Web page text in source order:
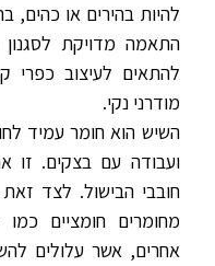
להיות בהירים או כהים,
התאמה מדויקת
להתאים לעיצוב כפרי
מודרני נקי.
השיש הוא חומר עמיד
ועבודה עם בצקים. זו
חובבי הבישול. לצד
מחומרים חומציים כמו
אחרים, אשר עלולים